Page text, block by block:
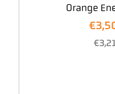
Orange
€
€